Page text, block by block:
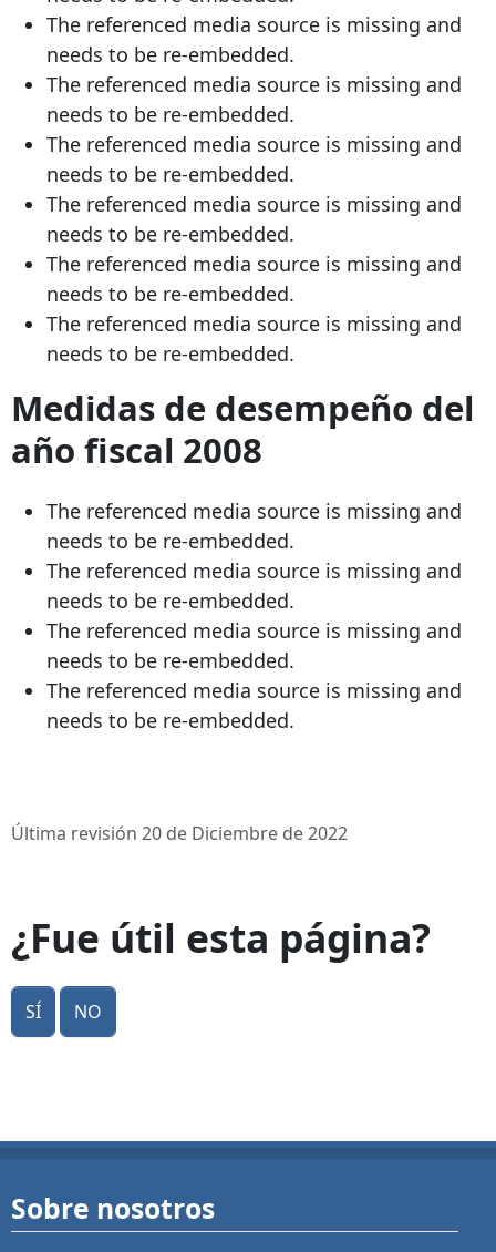
The referenced media source is missing and
needs to be re-embedded.
The referenced media source is missing and
needs to be re-embedded.
The referenced media source is missing and
needs to be re-embedded.
The referenced media source is missing and
needs to be re-embedded.
The referenced media source is missing and
needs to be re-embedded.
The referenced media source is missing and
needs to be re-embedded.
Medidas de desempeño del
año fiscal 2008
The referenced media source is missing and
needs to be re-embedded.
The referenced media source is missing and
needs to be re-embedded.
The referenced media source is missing and
needs to be re-embedded.
The referenced media source is missing and
needs to be re-embedded.
Última revisión 20 de Diciembre de 2022
¿Fue útil esta página?
Sí No
Sobre nosotros